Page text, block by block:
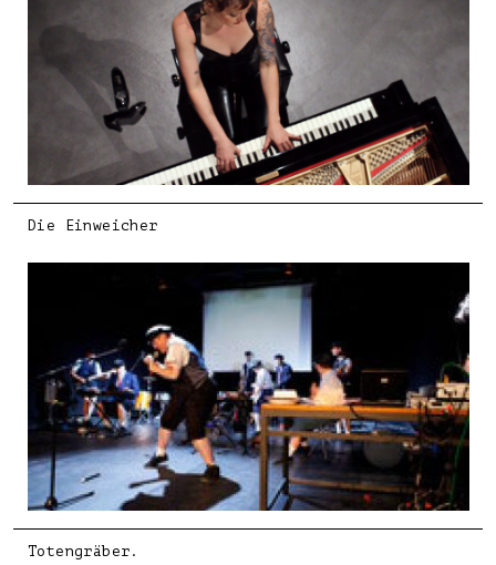
Die Einweicher
Totengräber.